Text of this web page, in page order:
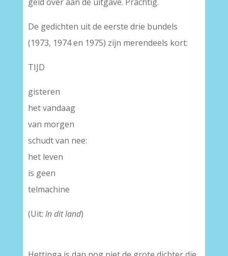
geld over aan de uitgave. Prachtig.
De gedichten uit de eerste drie bundels
(1973, 1974 en 1975) zijn merendeels kort:
TIJD
gisteren
het vandaag
van morgen
schudt van nee:
het leven
is geen
telmachine
(Uit: In dit land)